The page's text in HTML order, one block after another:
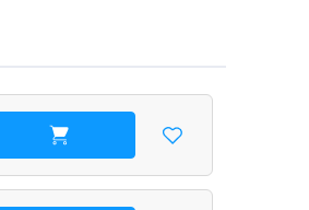
В корзину